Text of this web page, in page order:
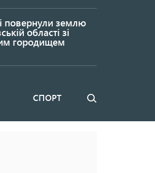
повернули землю
області зі
городищем
СПОРТ Пошук